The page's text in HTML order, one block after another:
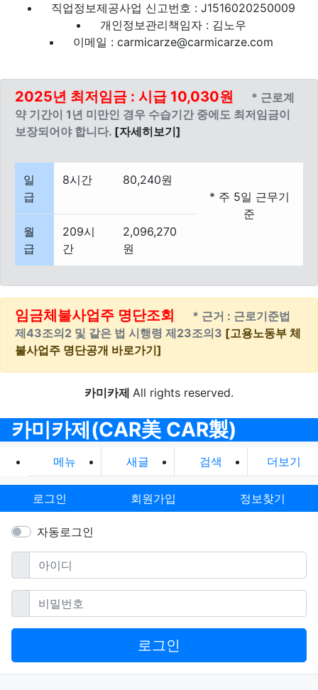
직업정보제공사업 신고번호 : J1516020250009
개인정보관리책임자 : 김노우
이메일 : carmicarze@carmicarze.com
2025년 최저임금 : 시급 10,030원
* 근로계
약 기간이 1년 미만인 경우 수습기간 중에도 최저임금이
보장되어야 합니다. [자세히보기]
일
급
8시간
80,240원
* 주 5일 근무기
준
월
급
209시
간
2,096,270
원
임금체불사업주 명단조회
* 근거 : 근로기준법
제43조의2 및 같은 법 시행령 제23조의3 [고용노동부 체
불사업주 명단공개 바로가기]
카미카제 All rights reserved.
카미카제(CAR美 CAR製)
메뉴 새글 검색 더보기
로그인 회원가입 정보찾기
자동로그인
아이디필수
비밀번호필수
로그인